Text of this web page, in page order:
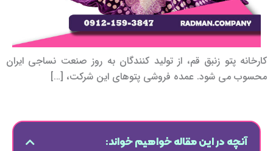
کارخانه پتو زنبق قم، از تولید کنندگان به روز صنعت نساجی ایران
محسوب می شود. عمده فروشی پتوهای این شرکت، […]
آنچه در این مقاله خواهیم خواند: